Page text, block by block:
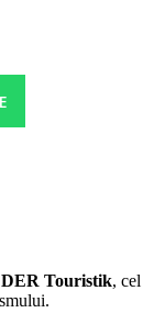
gratuit, prosoape
DER Touristik, cel